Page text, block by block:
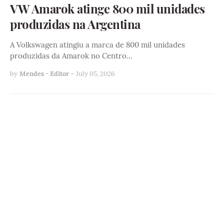
VW Amarok atinge 800 mil unidades
produzidas na Argentina
A Volkswagen atingiu a marca de 800 mil unidades
produzidas da Amarok no Centro…
by Mendes - Editor - July 05, 2026